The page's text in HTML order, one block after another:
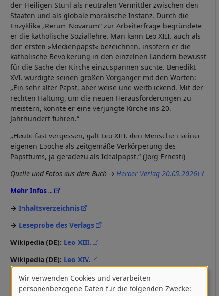
den Heiligen Stuhl als neutralen Vermittler zwischen den
Staaten und als globale moralische Instanz. Durch die
Enzyklika „Rerum Novarum“ zur Arbeiterfrage begründete
er die katholische Soziallehre. Man kann Leo XIII. auch als
den ersten »Medienpapst« bezeichnen, insofern er die
katholische Bevölkerung in den einzelnen Ländern bewusst
für die Sache der Kirche einzuspannen suchte. Benedikt
XVI. würdigte seinen großen Vorgänger mit den Worten:
„Ein sehr alter Papst, aber weise und weitblickend. Mit der
rechten Haltung, um die neuen Herausforderungen zu
meistern, konnte er eine verjüngte Kirche ins 20.
Jahrhundert führen.“
„Heute fast vergessen, galt Leo XIII. den Menschen seiner
eigenen Epoche als zeitgemäße Verkörperung des
Papsttums, ja geradezu als Idealpapst.“ (Jörg Ernesti)
Quelle und Fotos aus dem Buch
Herder Verlag 20.05.2026
Mehr Infos
Inhaltsverzeichnis
Leseprobe des Verlags
Wikipedia (DE): Leo XIII.
Wikipedia (DE): Leo XIV.
Rezensionen
Verwendung
Wir verwenden Cookies und verarbeiten
personenbezogene Daten für die folgenden Zwecke: